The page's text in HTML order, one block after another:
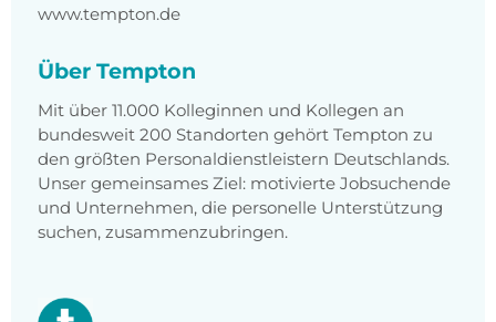
www.tempton.de
Über Tempton
Mit über 11.000 Kolleginnen und Kollegen an
bundesweit 200 Standorten gehört Tempton zu
den größten Personaldienstleistern Deutschlands.
Unser gemeinsames Ziel: motivierte Jobsuchende
und Unternehmen, die personelle Unterstützung
suchen, zusammenzubringen.